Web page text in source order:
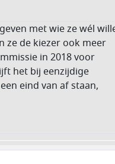
met wie ze wél
ze de kiezer ook meer
in 2018 voor
het bij eenzijdige
eind van af staan,